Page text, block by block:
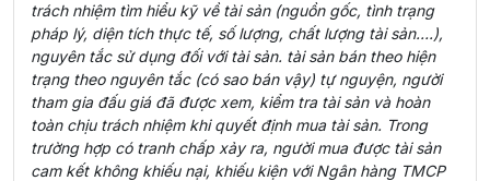
trách nhiệm tìm hiểu kỹ về tài sản (nguồn gốc, tình trạng
pháp lý, diện tích thực tế, số lượng, chất lượng tài sản….),
nguyên tắc sử dụng đối với tài sản. tài sản bán theo hiện
trạng theo nguyên tắc (có sao bán vậy) tự nguyện, người
tham gia đấu giá đã được xem, kiểm tra tài sản và hoàn
toàn chịu trách nhiệm khi quyết định mua tài sản. Trong
trường hợp có tranh chấp xảy ra, người mua được tài sản
cam kết không khiếu nại, khiếu kiện với Ngân hàng TMCP